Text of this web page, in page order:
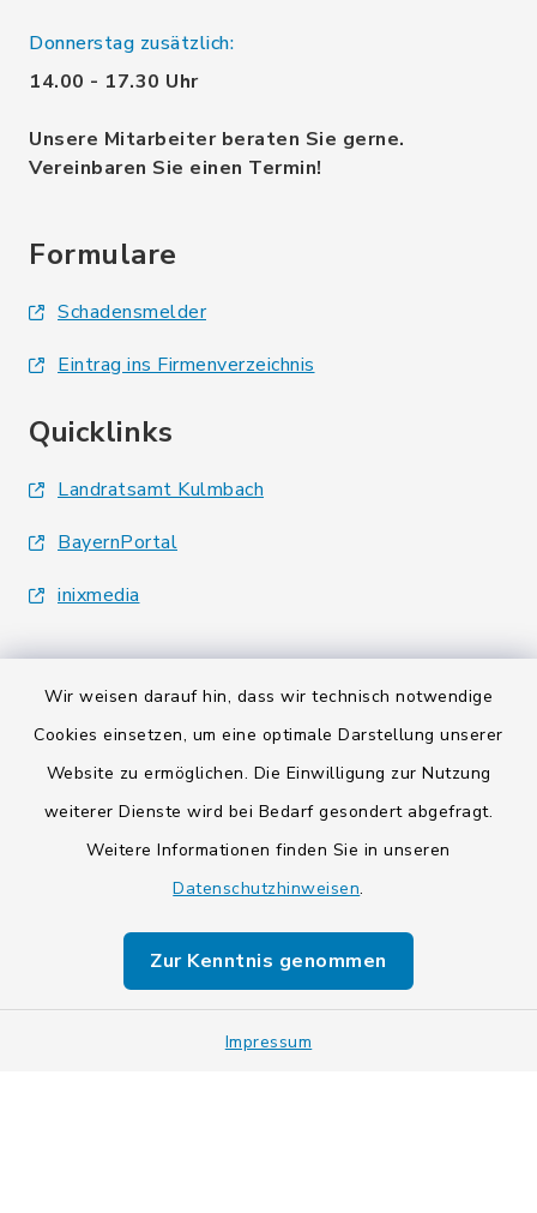
Wir weisen darauf hin, dass wir technisch notwendige
Cookies einsetzen, um eine optimale Darstellung unserer
Website zu ermöglichen. Die Einwilligung zur Nutzung
weiterer Dienste wird bei Bedarf gesondert abgefragt.
Weitere Informationen finden Sie in unseren
Datenschutzhinweisen.
Zur Kenntnis genommen
Impressum
Donnerstag zusätzlich:
14.00 - 17.30 Uhr
Unsere Mitarbeiter beraten Sie gerne.
Vereinbaren Sie einen Termin!
Formulare
Schadensmelder
Eintrag ins Firmenverzeichnis
Quicklinks
Landratsamt Kulmbach
BayernPortal
inixmedia
Kontakt
Datenschutz
Impressum